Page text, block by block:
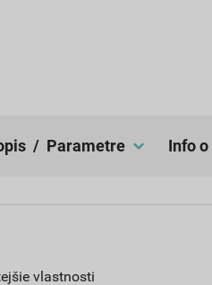
/ Parametre Info
vlastnosti